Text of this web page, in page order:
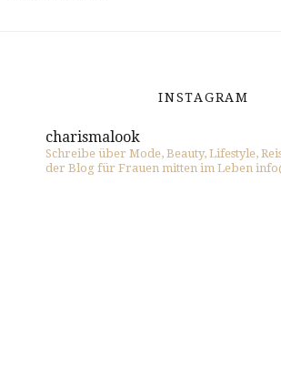
INSTAGRAM
charismalook
Schreibe über Mode, Beauty, Lifestyle,
der Blog für Frauen mitten im Leben